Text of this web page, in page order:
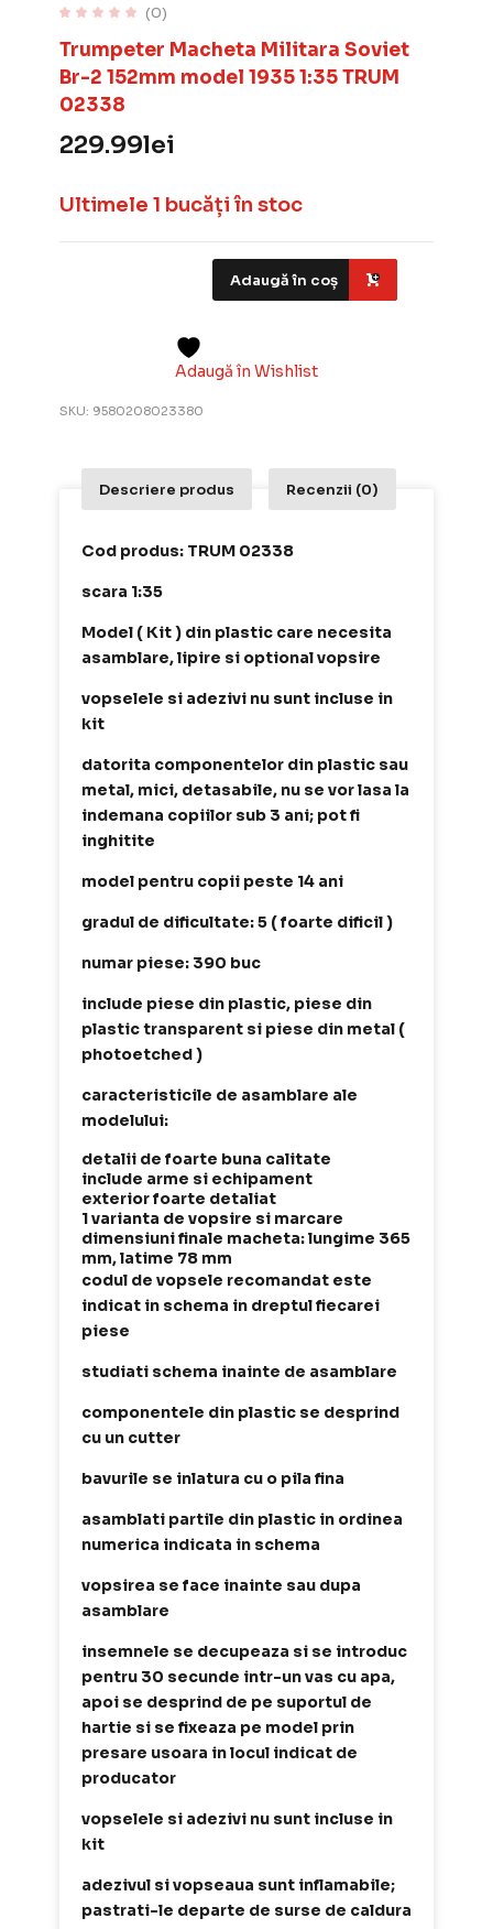
(0)
Trumpeter Macheta Militara Soviet
Br-2 152mm model 1935 1:35 TRUM
02338
229.99lei
Ultimele 1 bucăți în stoc
Adaugă în coș
Adaugă în Wishlist
SKU: 9580208023380
Descriere produs Recenzii (0)
Cod produs: TRUM 02338
scara 1:35
Model ( Kit ) din plastic care necesita
asamblare, lipire si optional vopsire
vopselele si adezivi nu sunt incluse in
kit
datorita componentelor din plastic sau
metal, mici, detasabile, nu se vor lasa la
indemana copiilor sub 3 ani; pot fi
inghitite
model pentru copii peste 14 ani
gradul de dificultate: 5 ( foarte dificil )
numar piese: 390 buc
include piese din plastic, piese din
plastic transparent si piese din metal (
photoetched )
caracteristicile de asamblare ale
modelului:
detalii de foarte buna calitate
include arme si echipament
exterior foarte detaliat
1 varianta de vopsire si marcare
dimensiuni finale macheta: lungime 365
mm, latime 78 mm
codul de vopsele recomandat este
indicat in schema in dreptul fiecarei
piese
studiati schema inainte de asamblare
componentele din plastic se desprind
cu un cutter
bavurile se inlatura cu o pila fina
asamblati partile din plastic in ordinea
numerica indicata in schema
vopsirea se face inainte sau dupa
asamblare
insemnele se decupeaza si se introduc
pentru 30 secunde intr-un vas cu apa,
apoi se desprind de pe suportul de
hartie si se fixeaza pe model prin
presare usoara in locul indicat de
producator
vopselele si adezivi nu sunt incluse in
kit
adezivul si vopseaua sunt inflamabile;
pastrati-le departe de surse de caldura